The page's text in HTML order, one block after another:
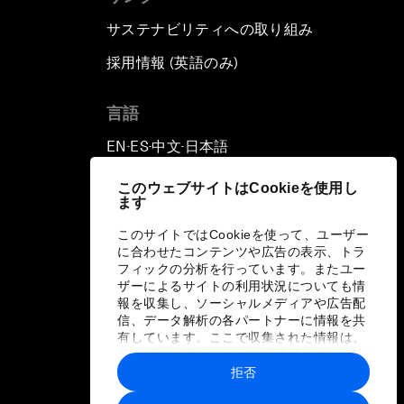
このウェブサイトはCookieを使用し
ます
このサイトではCookieを使って、ユーザー
に合わせたコンテンツや広告の表示、トラ
フィックの分析を行っています。またユー
ザーによるサイトの利用状況についても情
報を収集し、ソーシャルメディアや広告配
信、データ解析の各パートナーに情報を共
有しています。ここで収集された情報は、
ユーザーが各パートナーに提供した他の情
報や各パートナーのサービスを使用した際
に収集された情報と組み合わされ、各パー
拒否
サステナビリティへの取り組み
採用情報 (英語のみ)
言語
EN ▪ ES▪中文▪ 日本語